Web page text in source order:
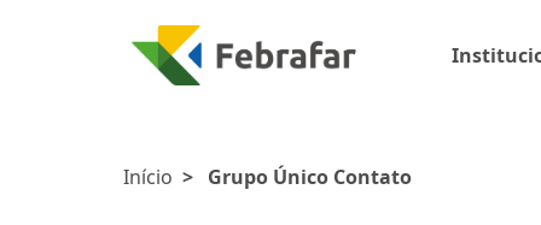
Início > Grupo Único Contato